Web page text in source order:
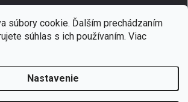
súbory cookie. Ďalším prechádzaním
súhlas s ich používaním. Viac
Nastavenie